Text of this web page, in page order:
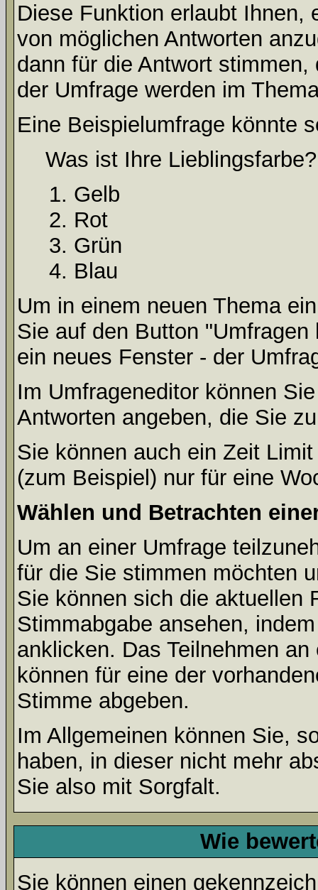
Diese Funktion erlaubt Ihnen,
von möglichen Antworten
dann für die Antwort
der Umfrage werden im
Eine Beispielumfrage könnte
Was ist Ihre Lieblingsfarbe?
Gelb
Rot
Grün
Blau
Um in einem neuen Thema
Sie auf den Button
ein neues Fenster - der
Im Umfrageneditor können
Antworten angeben, die Sie
Sie können auch ein Zeit
(zum Beispiel) nur für eine
Wählen und Betrachten
Um an einer Umfrage
für die Sie stimmen möchten
Sie können sich die aktuellen
Stimmabgabe ansehen,
anklicken. Das Teilnehmen
können für eine der
Stimme abgeben.
Im Allgemeinen können Sie,
haben, in dieser nicht mehr
Sie also mit Sorgfalt.
Wie
Sie können einen